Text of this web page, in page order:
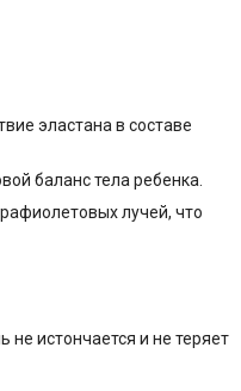
эластана в составе
баланс тела ребенка.
лучей, что
не истончается и не теряет